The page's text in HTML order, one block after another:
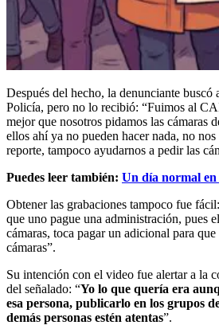
Después del hecho, la denunciante buscó
Policía, pero no lo recibió: “Fuimos al
mejor que nosotros pidamos las cámaras
ellos ahí ya no pueden hacer nada, no
reporte, tampoco ayudarnos a pedir las
Puedes leer también: Un día normal
Obtener las grabaciones tampoco fue
que uno pague una administración, pues
cámaras, toca pagar un adicional para
cámaras”.
Su intención con el video fue alertar a la
del señalado: “Yo lo que quería era
esa persona, publicarlo en los grupos
demás personas estén atentas”.